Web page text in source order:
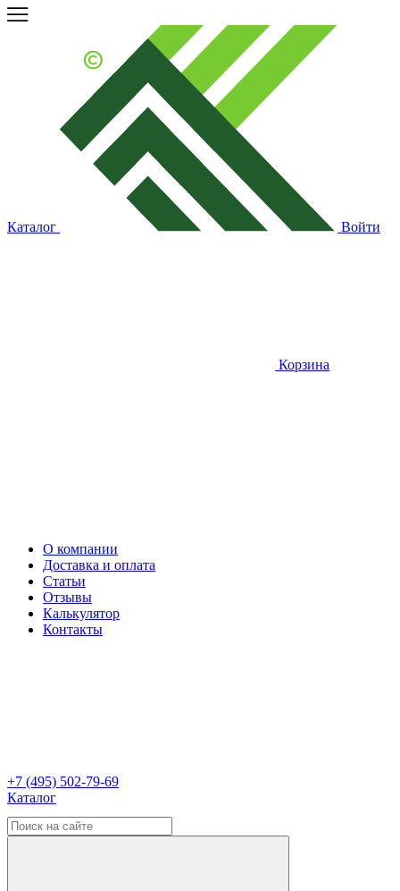
Каталог Войти
Корзина
О компании
Доставка и оплата
Статьи
Отзывы
Калькулятор
Контакты
+7 (495) 502-79-69
Каталог